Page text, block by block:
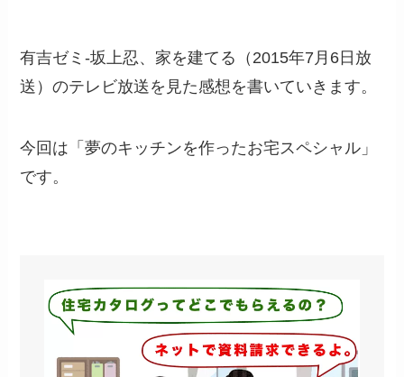
有吉ゼミ-坂上忍、家を建てる（2015年7月6日放
送）のテレビ放送を見た感想を書いていきます。
今回は「夢のキッチンを作ったお宅スペシャル」
です。